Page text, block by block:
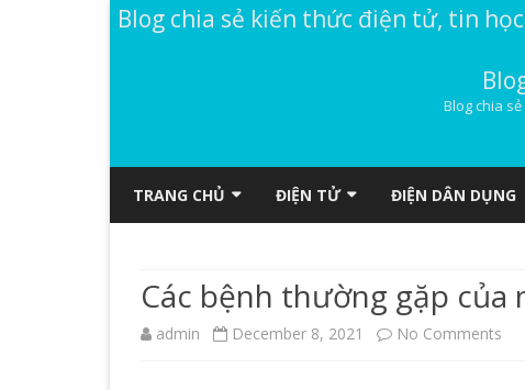
Blog chia sẻ kiến thức điện tử, tin
Blog chia
TRANG CHỦ
DIỄN ĐÀN
ĐỌC TRUYỆN VOZ
ĐIỆN TỬ
ĐIỆN TỬ DÂN DỤNG
ĐIỆN TỬ CĂN BẢN
ĐIỆN DÂN DỤNG
Các bệnh thường gặp
admin December 8, 2021 No Comments